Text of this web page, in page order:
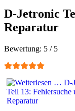
D-Jetronic
Reparatur
Bewertung: 5 / 5